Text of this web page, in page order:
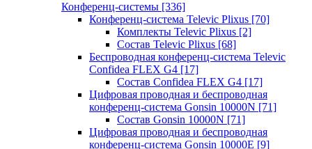
Конференц-системы [336]
Конференц-система Televic Plixus [70]
Комплекты Televic Plixus [2]
Состав Televic Plixus [68]
Беспроводная конференц-система Televic
Confidea FLEX G4 [17]
Состав Confidea FLEX G4 [17]
Цифровая проводная и беспроводная
конференц-система Gonsin 10000N [71]
Состав Gonsin 10000N [71]
Цифровая проводная и беспроводная
конференц-система Gonsin 10000E [9]